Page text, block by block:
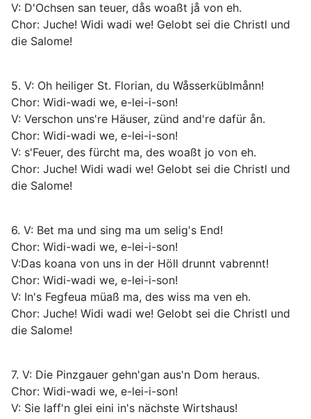
V: D'Ochsen san teuer, dås woaßt jå von eh.
Chor: Juche! Widi wadi we! Gelobt sei die Christl und
die Salome!
5. V: Oh heiliger St. Florian, du Wåsserküblmånn!
Chor: Widi-wadi we, e-lei-i-son!
V: Verschon uns're Häuser, zünd and're dafür ån.
Chor: Widi-wadi we, e-lei-i-son!
V: s'Feuer, des fürcht ma, des woaßt jo von eh.
Chor: Juche! Widi wadi we! Gelobt sei die Christl und
die Salome!
6. V: Bet ma und sing ma um selig's End!
Chor: Widi-wadi we, e-lei-i-son!
V:Das koana von uns in der Höll drunnt vabrennt!
Chor: Widi-wadi we, e-lei-i-son!
V: In's Fegfeua müaß ma, des wiss ma ven eh.
Chor: Juche! Widi wadi we! Gelobt sei die Christl und
die Salome!
7. V: Die Pinzgauer gehn'gan aus'n Dom heraus.
Chor: Widi-wadi we, e-lei-i-son!
V: Sie laff'n glei eini in's nächste Wirtshaus!